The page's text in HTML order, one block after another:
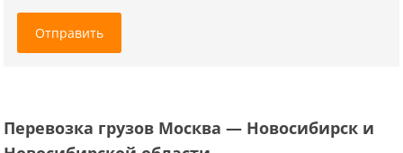
Отправить
Перевозка грузов Москва — Новосибирск и